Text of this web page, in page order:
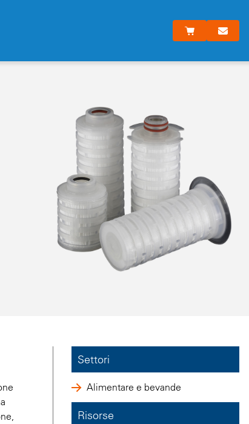
Settori
Alimentare e bevande
Risorse